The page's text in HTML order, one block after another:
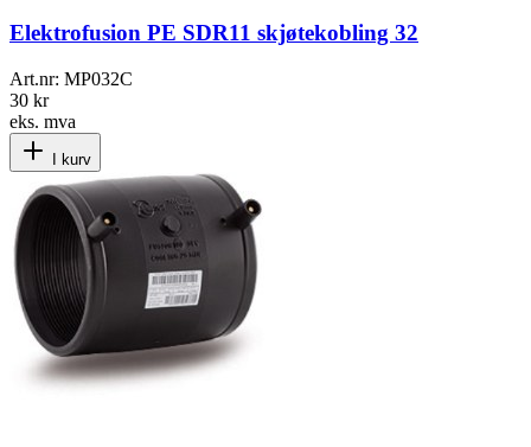
Elektrofusion PE SDR11 skjøtekobling 32
Art.nr: MP032C
30 kr
eks. mva
I kurv